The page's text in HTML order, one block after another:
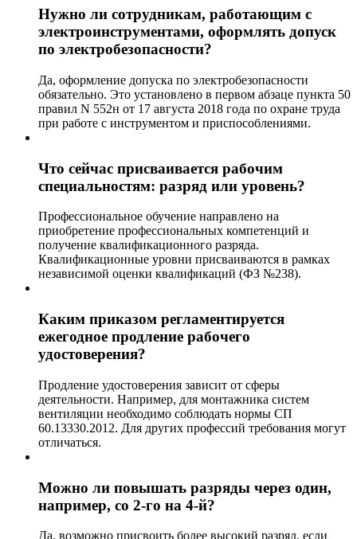
Нужно ли сотрудникам, работающим с
электроинструментами, оформлять допуск
по электробезопасности?
Да, оформление допуска по электробезопасности
обязательно. Это установлено в первом абзаце пункта 50
правил N 552н от 17 августа 2018 года по охране труда
при работе с инструментом и приспособлениями.
Что сейчас присваивается рабочим
специальностям: разряд или уровень?
Профессиональное обучение направлено на
приобретение профессиональных компетенций и
получение квалификационного разряда.
Квалификационные уровни присваиваются в рамках
независимой оценки квалификаций (ФЗ №238).
Каким приказом регламентируется
ежегодное продление рабочего
удостоверения?
Продление удостоверения зависит от сферы
деятельности. Например, для монтажника систем
вентиляции необходимо соблюдать нормы СП
60.13330.2012. Для других профессий требования могут
отличаться.
Можно ли повышать разряды через один,
например, со 2-го на 4-й?
Да, возможно присвоить более высокий разряд, если